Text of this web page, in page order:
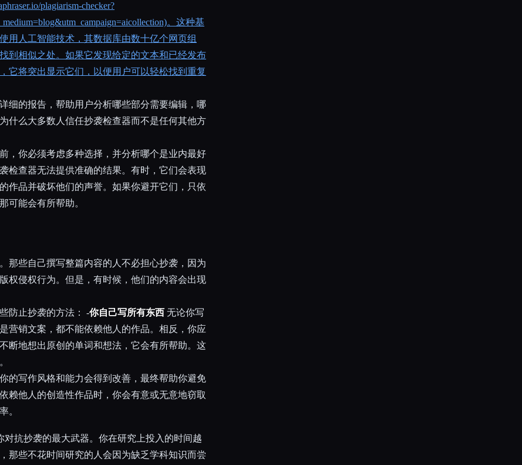
plagiarism-checker?
。这种基
用人工智能技术，其数据库由数十亿个网页组
到相似之处。如果它发现给定的文本和已经发布
它将突出显示它们，以便用户可以轻松找到重复
细的报告，帮助用户分析哪些部分需要编辑，哪
什么大多数人信任抄袭检查器而不是任何其他方
，你必须考虑多种选择，并分析哪个是业内最好
检查器无法提供准确的结果。有时，它们会表现
作品并破坏他们的声誉。如果你避开它们，只依
可能会有所帮助。
那些自己撰写整篇内容的人不必担心抄袭，因为
权侵权行为。但是，有时候，他们的内容会出现
防止抄袭的方法： -你自己写所有东西 无论你写
营销文案，都不能依赖他人的作品。相反，你应
断地想出原创的单词和想法，它会有所帮助。这
的写作风格和能力会得到改善，最终帮助你避免
赖他人的创造性作品时，你会有意或无意地窃取
。
对抗抄袭的最大武器。你在研究上投入的时间越
那些不花时间研究的人会因为缺乏学科知识而尝